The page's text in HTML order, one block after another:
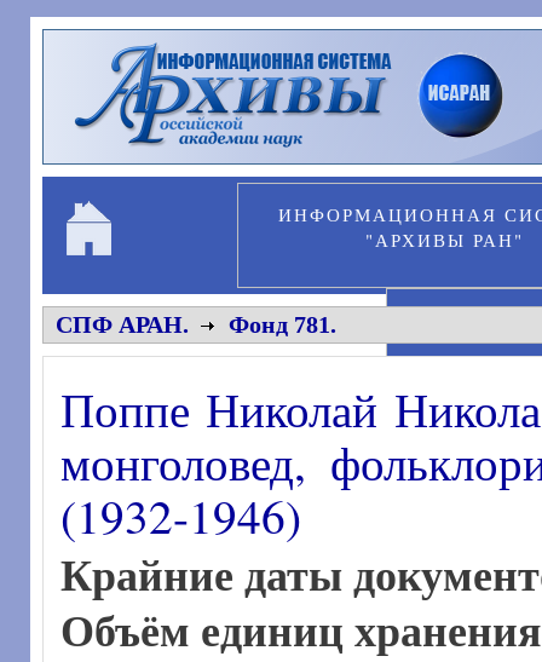
Перейти к основному содержанию
ИНФОРМАЦИОННАЯ
"АРХИВЫ РАН"
СПФ АРАН. Фонд 781.
Поппе Николай
монголовед,
(1932-1946)
Крайние даты
Объём единиц